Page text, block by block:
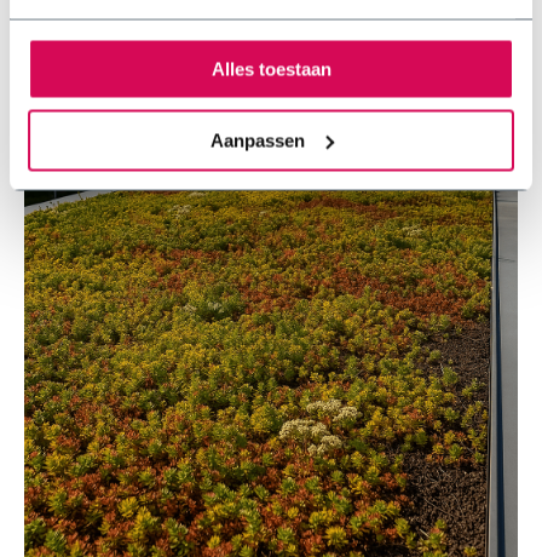
Alles toestaan
Aanpassen